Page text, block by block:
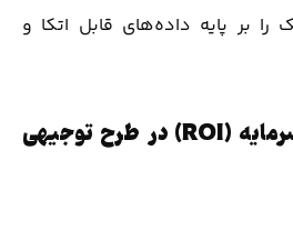
را بر پایه داده‌های قابل اتکا و
تحلیل نرخ بازدهی سرمایه (ROI) در طرح توجیهی